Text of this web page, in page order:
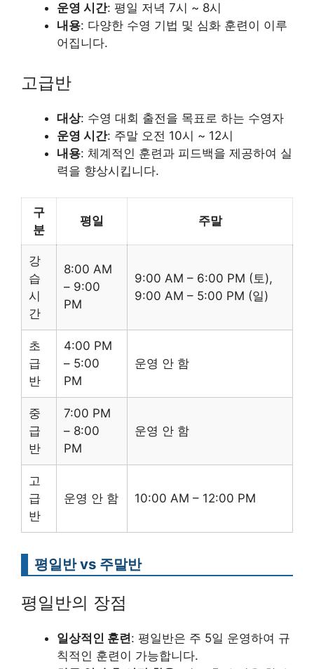
운영 시간: 평일 저녁 7시 ~ 8시
내용: 다양한 수영 기법 및 심화 훈련이 이루
어집니다.
고급반
대상: 수영 대회 출전을 목표로 하는 수영자
운영 시간: 주말 오전 10시 ~ 12시
내용: 체계적인 훈련과 피드백을 제공하여 실
력을 향상시킵니다.
구
분
평일 주말
강
습
시
간
8:00 AM
– 9:00
PM
9:00 AM – 6:00 PM (토),
9:00 AM – 5:00 PM (일)
초
급
반
4:00 PM
– 5:00
PM
운영 안 함
중
급
반
7:00 PM
– 8:00
PM
운영 안 함
고
급
반
운영 안 함 10:00 AM – 12:00 PM
평일반 vs 주말반
평일반의 장점
일상적인 훈련: 평일반은 주 5일 운영하여 규
칙적인 훈련이 가능합니다.